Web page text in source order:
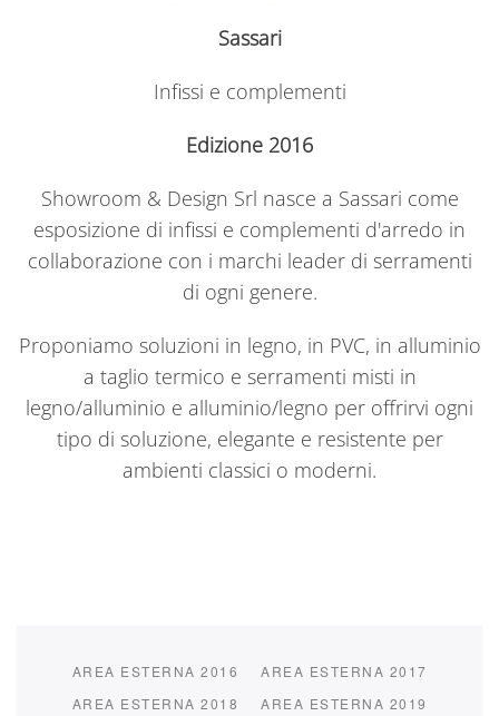
Sassari
Infissi e complementi
Edizione 2016
Showroom & Design Srl nasce a Sassari come
esposizione di infissi e complementi d'arredo in
collaborazione con i marchi leader di serramenti
di ogni genere.
Proponiamo soluzioni in legno, in PVC, in alluminio
a taglio termico e serramenti misti in
legno/alluminio e alluminio/legno per offrirvi ogni
tipo di soluzione, elegante e resistente per
ambienti classici o moderni.
AREA ESTERNA 2016
AREA ESTERNA 2017
AREA ESTERNA 2018
AREA ESTERNA 2019